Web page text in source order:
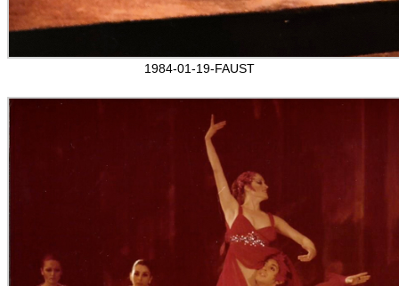
1984-01-19-FAUST